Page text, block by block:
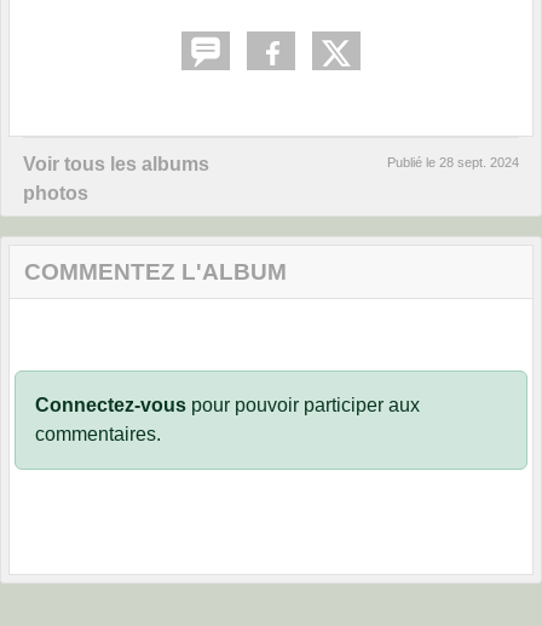
Voir tous les albums
photos
Publié le 28 sept. 2024
COMMENTEZ L'ALBUM
Connectez-vous pour pouvoir participer aux
commentaires.